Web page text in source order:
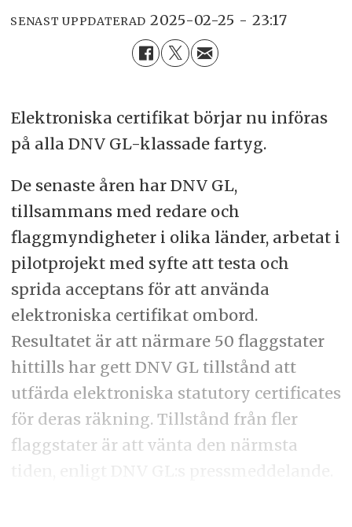
SENAST UPPDATERAD 2025-02-25 - 23:17
Elektroniska certifikat börjar nu införas
på alla DNV GL-klassade fartyg.
De senaste åren har DNV GL,
tillsammans med redare och
flaggmyndigheter i olika länder, arbetat i
pilotprojekt med syfte att testa och
sprida acceptans för att använda
elektroniska certifikat ombord.
Resultatet är att närmare 50 flaggstater
hittills har gett DNV GL tillstånd att
utfärda elektroniska statutory certificates
för deras räkning. Tillstånd från fler
flaggstater är att vänta den närmsta